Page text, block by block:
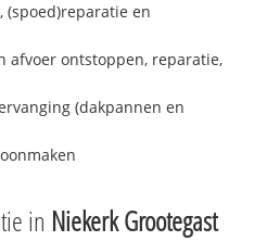
(spoed)reparatie en
afvoer ontstoppen, reparatie,
(dakpannen en
in Niekerk Grootegast